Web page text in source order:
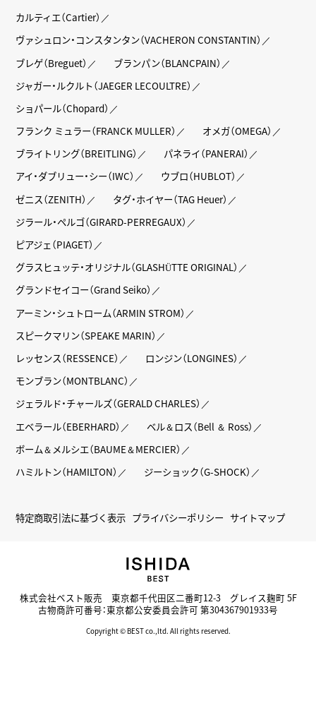
カルティエ（Cartier）
ヴァシュロン・コンスタンタン（VACHERON CONSTANTIN）
ブレゲ（Breguet）
ブランパン（BLANCPAIN）
ジャガー・ルクルト（JAEGER LECOULTRE）
ショパール（Chopard）
フランク ミュラー（FRANCK MULLER）
オメガ（OMEGA）
ブライトリング（BREITLING）
パネライ（PANERAI）
アイ・ダブリュー・シー（IWC）
ウブロ（HUBLOT）
ゼニス（ZENITH）
タグ・ホイヤー（TAG Heuer）
ジラール・ペルゴ（GIRARD-PERREGAUX）
ピアジェ（PIAGET）
グラスヒュッテ・オリジナル（GLASHÜTTE ORIGINAL）
グランドセイコー（Grand Seiko）
アーミン・シュトローム（ARMIN STROM）
スピークマリン（SPEAKE MARIN）
レッセンス（RESSENCE）
ロンジン（LONGINES）
モンブラン（MONTBLANC）
ジェラルド・チャールズ（GERALD CHARLES）
エベラール（EBERHARD）
ベル＆ロス（Bell ＆ Ross）
ボーム＆メルシエ（BAUME＆MERCIER）
ハミルトン（HAMILTON）
ジーショック（G-SHOCK）
特定商取引法に基づく表示 プライバシーポリシー サイトマップ
株式会社ベスト販売 東京都千代田区二番町12-3 グレイス麹町 5F
古物商許可番号：東京都公安委員会許可 第304367901933号
Copyright © BEST co.,ltd. All rights reserved.